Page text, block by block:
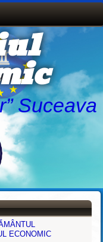
Suceava
ECONOMIC